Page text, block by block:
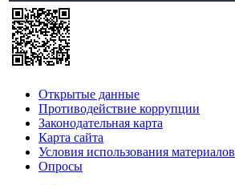
Открытые данные
Противодействие коррупции
Законодательная карта
Карта сайта
Условия использования материалов
Опросы